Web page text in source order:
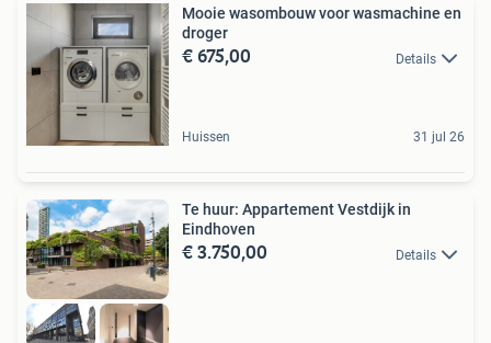
Mooie wasombouw voor wasmachine en
droger
€ 675,00 Details
Huissen 31 jul 26
Te huur: Appartement Vestdijk in
Eindhoven
€ 3.750,00 Details